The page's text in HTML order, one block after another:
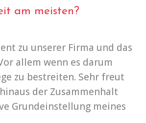
am meisten?
zu unserer Firma und das
allem wenn es darum
zu bestreiten. Sehr freut
der Zusammenhalt
Grundeinstellung meines